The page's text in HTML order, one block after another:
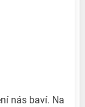
nás baví. Na